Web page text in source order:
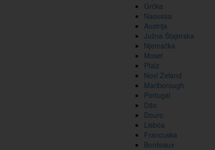
Grčka
Naoussa
Austrija
Južna Štajerska
Njemačka
Mosel
Pfalz
Novi Zeland
Marlborough
Portugal
Dão
Douro
Lisboa
Francuska
Bordeaux